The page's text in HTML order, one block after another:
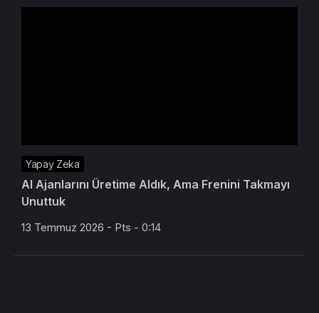
Yapay Zeka
AI Ajanlarını Üretime Aldık, Ama Frenini Takmayı
Unuttuk
13 Temmuz 2026 - Pts - 0:14